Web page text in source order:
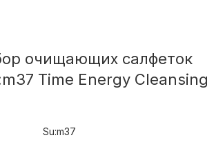
очищающих салфеток
Time Energy Cleansing
Su:m37